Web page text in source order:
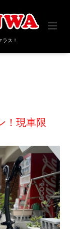
ス！
！現車限